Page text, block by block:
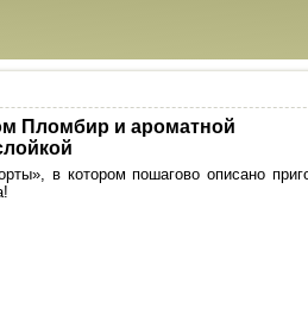
Пломбир и ароматной
в котором пошагово описано